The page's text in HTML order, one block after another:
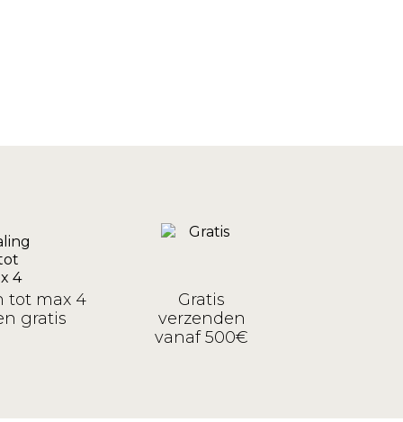
tot max 4
gratis
Gratis
verzenden
vanaf 500€